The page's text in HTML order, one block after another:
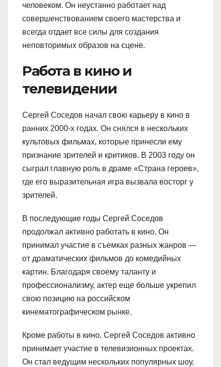
человеком. Он неустанно работает над
совершенствованием своего мастерства и
всегда отдает все силы для создания
неповторимых образов на сцене.
Работа в кино и
телевидении
Сергей Соседов начал свою карьеру в кино в
ранних 2000-х годах. Он снялся в нескольких
культовых фильмах, которые принесли ему
признание зрителей и критиков. В 2003 году он
сыграл главную роль в драме «Страна героев»,
где его выразительная игра вызвала восторг у
зрителей.
В последующие годы Сергей Соседов
продолжал активно работать в кино. Он
принимал участие в съемках разных жанров —
от драматических фильмов до комедийных
картин. Благодаря своему таланту и
профессионализму, актер еще больше укрепил
свою позицию на российском
кинематографическом рынке.
Кроме работы в кино, Сергей Соседов активно
принимает участие в телевизионных проектах.
Он стал ведущим нескольких популярных шоу,